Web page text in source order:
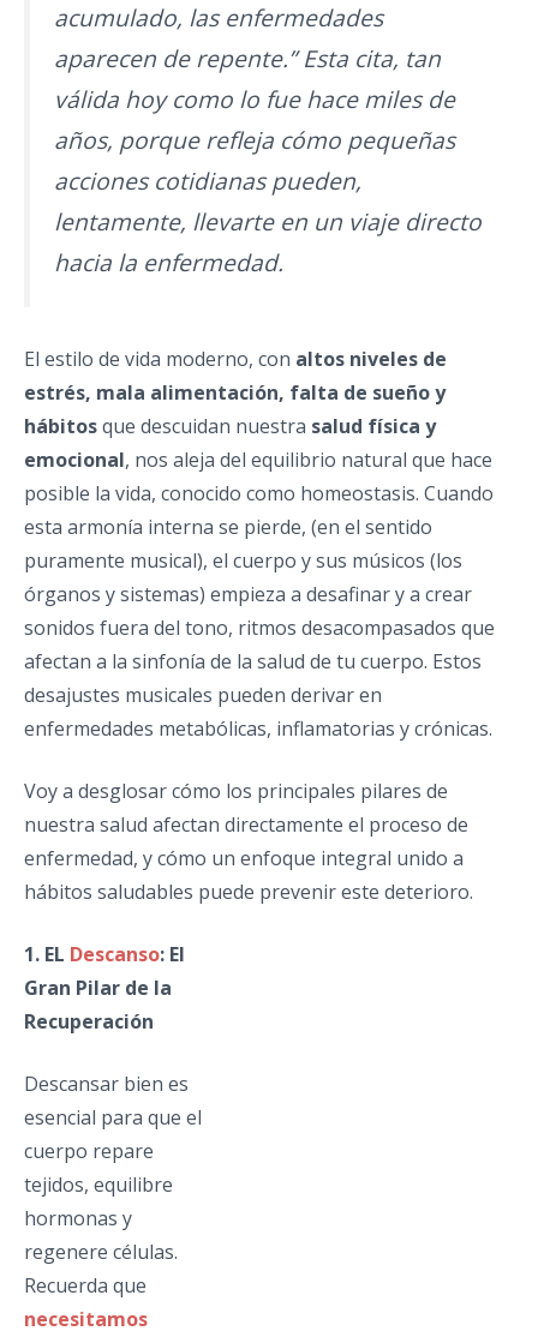
acumulado, las enfermedades
aparecen de repente.”Esta cita, tan
válida hoy como lo fue hace miles de
años, porque refleja cómo pequeñas
acciones cotidianas pueden,
lentamente, llevarte en un viaje directo
hacia la enfermedad.
El estilo de vida moderno, con altos niveles de
estrés, mala alimentación, falta de sueño y
hábitosque descuidan nuestra salud física y
emocional, nos aleja del equilibrio natural que hace
posible la vida, conocido como homeostasis. Cuando
esta armonía interna se pierde, (en el sentido
puramente musical), el cuerpo y sus músicos (los
órganos y sistemas) empieza a desafinar y a crear
sonidos fuera del tono, ritmos desacompasados que
afectan a la sinfonía de la salud de tu cuerpo. Estos
desajustes musicales pueden derivar en
enfermedades metabólicas, inflamatorias y crónicas.
Voy a desglosar cómo los principales pilares de
nuestra salud afectan directamente el proceso de
enfermedad, y cómo un enfoque integral unido a
hábitos saludables puede prevenir este deterioro.
1. EL Descanso: El
Gran Pilar de la
Recuperación
Descansar bien es
esencial para que el
cuerpo repare
tejidos, equilibre
hormonas y
regenere células.
Recuerda que
necesitamos